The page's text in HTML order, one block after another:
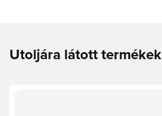
Utoljára látott termékek